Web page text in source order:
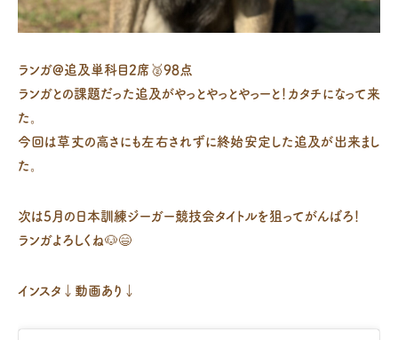
ランガ@追及単科目2席🥈98点
ランガとの課題だった追及がやっとやっとやっーと！カタチになって来
た。
今回は草丈の高さにも左右されずに終始安定した追及が出来まし
た。
次は5月の日本訓練ジーガー競技会タイトルを狙ってがんばろ！
ランガよろしくね🐶😄
インスタ↓動画あり↓